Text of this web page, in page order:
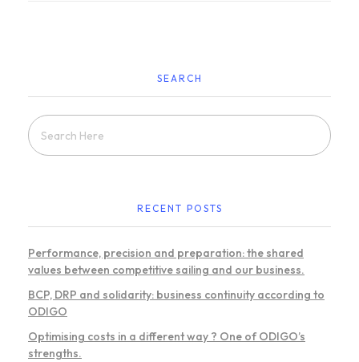
SEARCH
RECENT POSTS
Performance, precision and preparation: the shared
values between competitive sailing and our business.
BCP, DRP and solidarity: business continuity according to
ODIGO
Optimising costs in a different way ? One of ODIGO’s
strengths.